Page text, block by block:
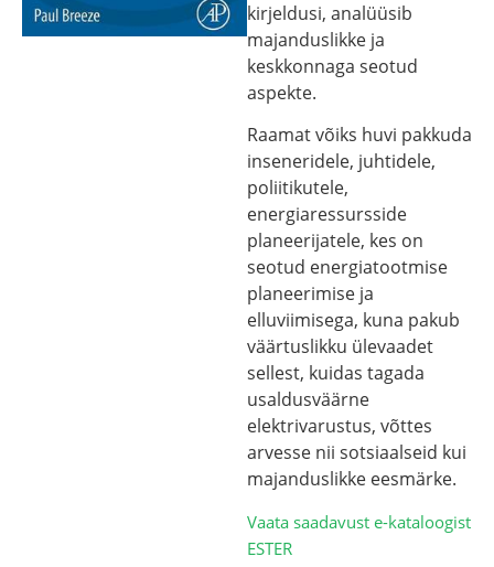
kirjeldusi, analüüsib
majanduslikke ja
keskkonnaga seotud
aspekte.
Raamat võiks huvi pakkuda
inseneridele, juhtidele,
poliitikutele,
energiaressursside
planeerijatele, kes on
seotud energiatootmise
planeerimise ja
elluviimisega, kuna pakub
väärtuslikku ülevaadet
sellest, kuidas tagada
usaldusväärne
elektrivarustus, võttes
arvesse nii sotsiaalseid kui
majanduslikke eesmärke.
Vaata saadavust e-kataloogist
ESTER